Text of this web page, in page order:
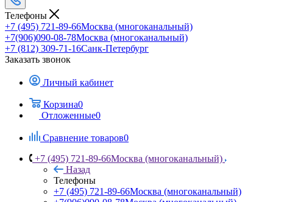
Телефоны
+7 (495) 721-89-66Москва (многоканальный)
+7(906)090-08-78Москва (многоканальный)
+7 (812) 309-71-16Санк-Петербург
Заказать звонок
Личный кабинет
Корзина0
Отложенные0
Сравнение товаров0
+7 (495) 721-89-66Москва (многоканальный)
Назад
Телефоны
+7 (495) 721-89-66Москва (многоканальный)